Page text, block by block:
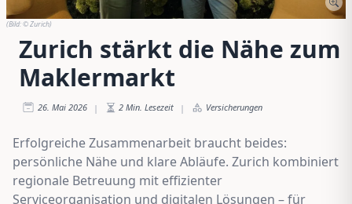
(Bild:© Zurich)
Zurich stärkt die Nähe zum
Maklermarkt
26. Mai 2026 | 2 Min. Lesezeit | Versicherungen
Erfolgreiche Zusammenarbeit braucht beides:
persönliche Nähe und klare Abläufe. Zurich kombiniert
regionale Betreuung mit effizienter
Serviceorganisation und digitalen Lösungen – für